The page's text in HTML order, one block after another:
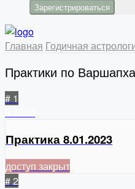
Главная Годичная
Практики по
# 1
Практика 8.01.2023
доступ закрыт
# 2